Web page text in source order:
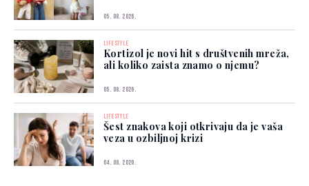
05. 08. 2026.
LIFESTYLE
Kortizol je novi hit s društvenih mreža,
ali koliko zaista znamo o njemu?
05. 08. 2026.
LIFESTYLE
Šest znakova koji otkrivaju da je vaša
veza u ozbiljnoj krizi
04. 08. 2026.